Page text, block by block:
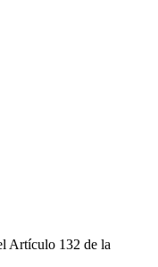
Artículo 132 de la